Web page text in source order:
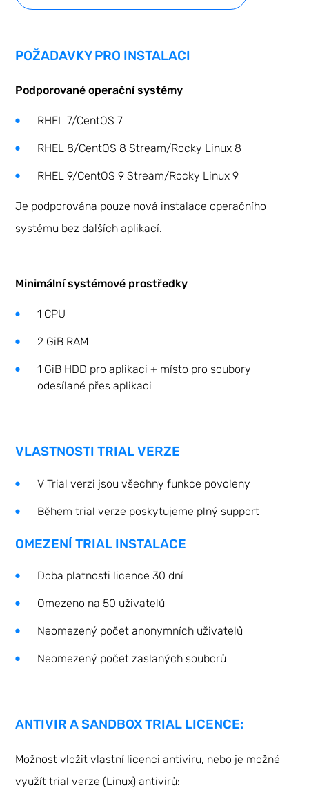
POŽADAVKY PRO INSTALACI
Podporované operační systémy
RHEL 7/CentOS 7
RHEL 8/CentOS 8 Stream/Rocky Linux 8
RHEL 9/CentOS 9 Stream/Rocky Linux 9
Je podporována pouze nová instalace operačního
systému bez dalších aplikací.
Minimální systémové prostředky
1 CPU
2 GiB RAM
1 GiB HDD pro aplikaci + místo pro soubory
odesílané přes aplikaci
VLASTNOSTI TRIAL VERZE
V Trial verzi jsou všechny funkce povoleny
Během trial verze poskytujeme plný support
OMEZENÍ TRIAL INSTALACE
Doba platnosti licence 30 dní
Omezeno na 50 uživatelů
Neomezený počet anonymních uživatelů
Neomezený počet zaslaných souborů
ANTIVIR A SANDBOX TRIAL LICENCE:
Možnost vložit vlastní licenci antiviru, nebo je možné
využít trial verze (Linux) antivirů: